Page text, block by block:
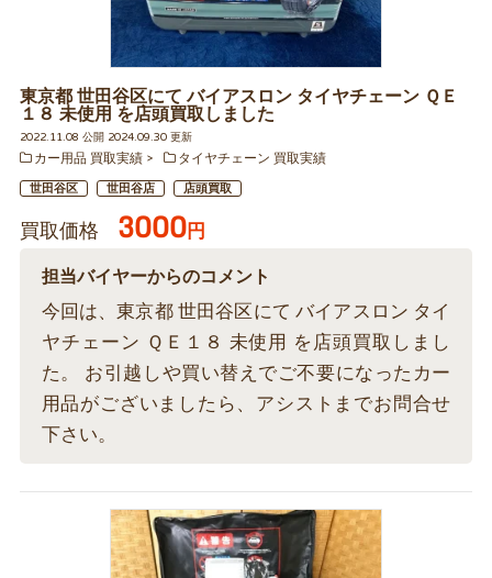
東京都 世田谷区にて バイアスロン タイヤチェーン ＱＥ
１８ 未使用 を店頭買取しました
2022.11.08 公開 2024.09.30 更新
カー用品 買取実績
タイヤチェーン 買取実績
世田谷区 世田谷店 店頭買取
買取価格 3000円
担当バイヤーからのコメント
今回は、東京都 世田谷区にて バイアスロン タイ
ヤチェーン ＱＥ１８ 未使用 を店頭買取しまし
た。 お引越しや買い替えでご不要になったカー
用品がございましたら、アシストまでお問合せ
下さい。